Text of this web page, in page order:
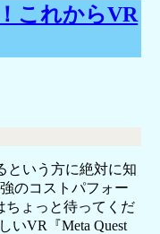
これからVR
という方に絶対に知
のコストパフォー
ちょっと待ってくだ
いVR『Meta Quest